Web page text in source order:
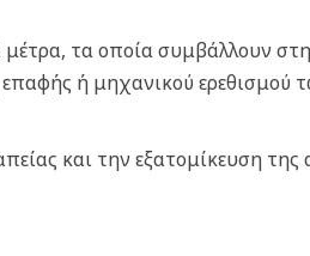
τα οποία συμβάλλουν
ή μηχανικού ερεθισμού
και την εξατομίκευση της